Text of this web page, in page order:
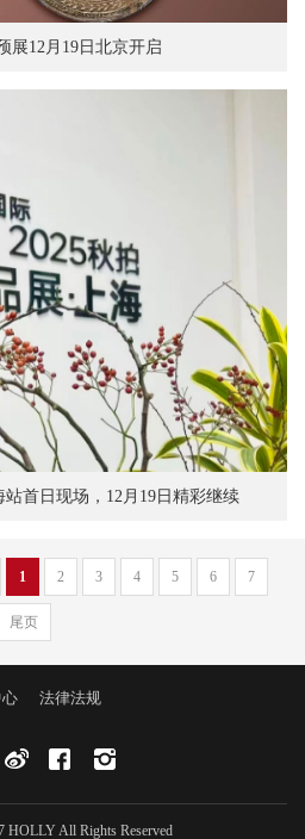
展12月19日北京开启
首日现场，12月19日精彩继续
1 2 3 4 5 6 7
尾页
法律法规
HOLLY All Rights Reserved